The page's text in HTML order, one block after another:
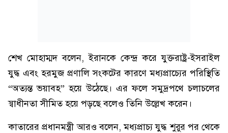
শেখ মোহাম্মদ বলেন, ইরানকে কেন্দ্র করে যুক্তরাষ্ট্র-ইসরাইল
যুদ্ধ এবং হরমুজ প্রণালি সংকটের কারণে মধ্যপ্রাচ্যের পরিস্থিতি
“অত্যন্ত ভয়াবহ” হয়ে উঠেছে। এর ফলে সমুদ্রপথে চলাচলের
স্বাধীনতা সীমিত হয়ে পড়ছে বলেও তিনি উল্লেখ করেন।
কাতারের প্রধানমন্ত্রী আরও বলেন, মধ্যপ্রাচ্য যুদ্ধ শুরুর পর থেকে